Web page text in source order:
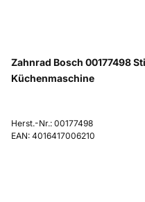
Zahnrad Bosch 00177498
Küchenmaschine
Herst.-Nr.: 00177498
EAN: 4016417006210